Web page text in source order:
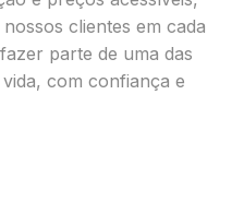
clientes em cada
parte de uma das
com confiança e